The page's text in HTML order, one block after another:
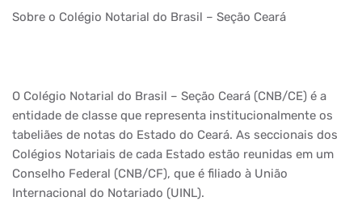
Sobre o Colégio Notarial do Brasil – Seção Ceará
O Colégio Notarial do Brasil – Seção Ceará (CNB/CE) é a
entidade de classe que representa institucionalmente os
tabeliães de notas do Estado do Ceará. As seccionais dos
Colégios Notariais de cada Estado estão reunidas em um
Conselho Federal (CNB/CF), que é filiado à União
Internacional do Notariado (UINL).